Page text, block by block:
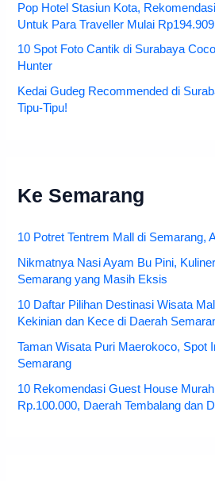
Pop Hotel Stasiun Kota,
Untuk Para Traveller Mulai Rp194.909
10 Spot Foto Cantik di Surabaya
Hunter
Kedai Gudeg Recommended di
Tipu-Tipu!
Ke Semarang
10 Potret Tentrem Mall di Semarang,
Nikmatnya Nasi Ayam Bu Pini,
Semarang yang Masih Eksis
10 Daftar Pilihan Destinasi Wisata
Kekinian dan Kece di Daerah
Taman Wisata Puri Maerokoco, Spot
Semarang
10 Rekomendasi Guest House
Rp.100.000, Daerah Tembalang dan